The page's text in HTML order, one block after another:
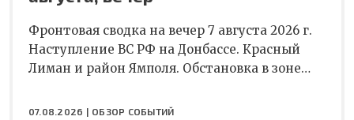
Фронтовая сводка на вечер 7 августа 2026 г.
Наступление ВС РФ на Донбассе. Красный
Лиман и район Ямполя. Обстановка в зоне…
07.08.2026 | ОБЗОР СОБЫТИЙ